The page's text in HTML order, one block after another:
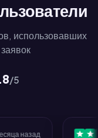
использовавших
/5
назад